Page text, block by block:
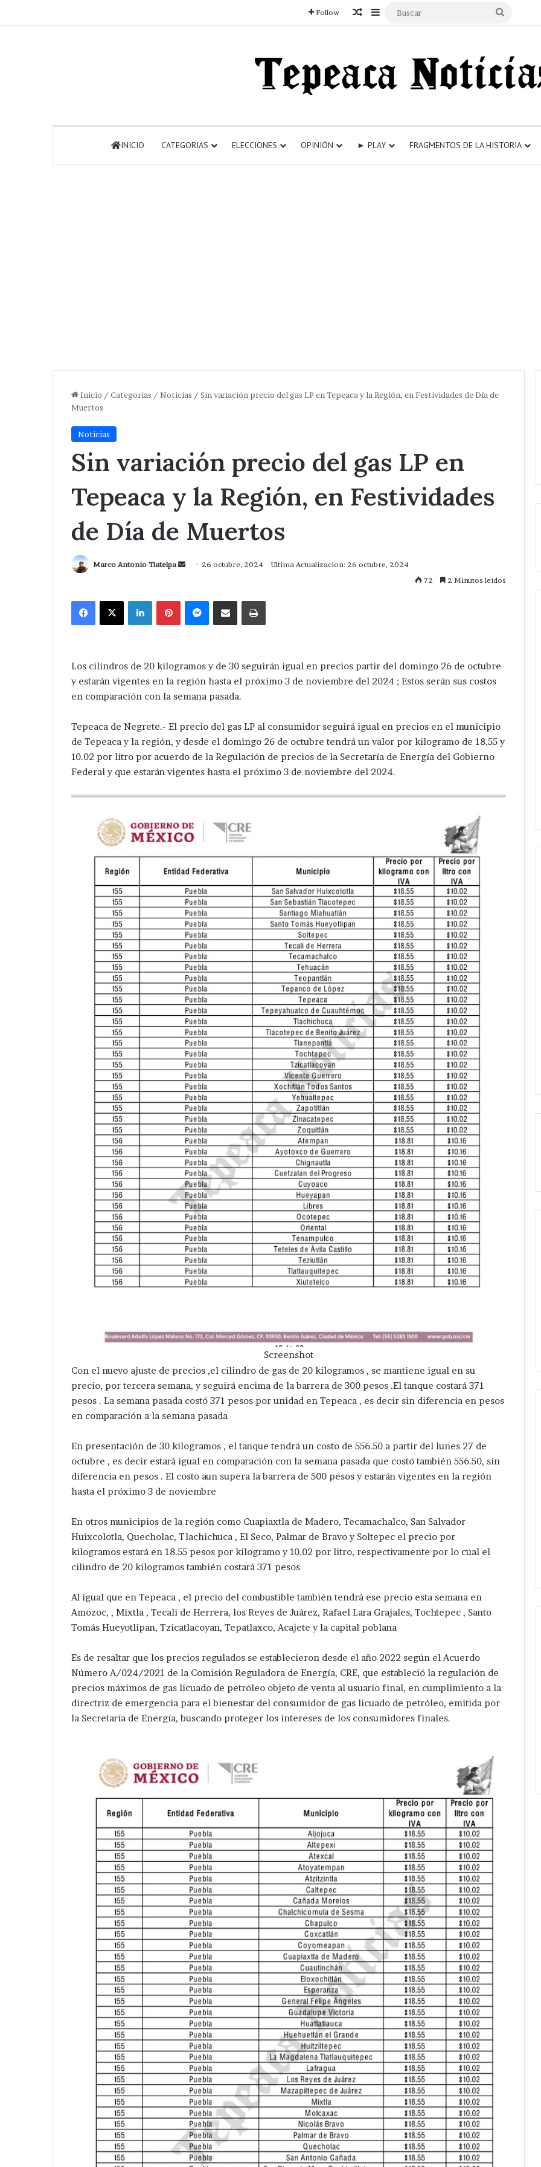
Follow Articulo aleatorio
Sidebar
INICIO CATEGORIAS ELECCIONES OPINIÓN ► PLAY FRAGMENTOS DE LA HISTORIA
Inicio / Categorias / Noticias / Sin variación precio del gas LP en Tepeaca y la Región, en Festividades de Día de
Muertos
Noticias
Sin variación precio del gas LP en
Tepeaca y la Región, en Festividades
de Día de Muertos
Marco Antonio Tlatelpa
Send 26 octubre, 2024
Ultima Actualizacion: 26 octubre, 2024
72
2 Minutos leidos
Facebook
X LinkedInPinterestMessengerCompartir via CorreoImprimir
Los cilindros de 20 kilogramos y de 30 seguirán igual en precios partir del domingo 26 de octubre
y estarán vigentes en la región hasta el próximo 3 de noviembre del 2024 ; Estos serán sus costos
en comparación con la semana pasada.
Tepeaca de Negrete.- El precio del gas LP al consumidor seguirá igual en precios en el municipio
de Tepeaca y la región, y desde el domingo 26 de octubre tendrá un valor por kilogramo de 18.55 y
10.02 por litro por acuerdo de la Regulación de precios de la Secretaría de Energía del Gobierno
Federal y que estarán vigentes hasta el próximo 3 de noviembre del 2024.
Screenshot
Con el nuevo ajuste de precios ,el cilindro de gas de 20 kilogramos , se mantiene igual en su
precio, por tercera semana, y seguirá encima de la barrera de 300 pesos .El tanque costará 371
pesos . La semana pasada costó 371 pesos por unidad en Tepeaca , es decir sin diferencia en pesos
en comparación a la semana pasada
En presentación de 30 kilogramos , el tanque tendrá un costo de 556.50 a partir del lunes 27 de
octubre , es decir estará igual en comparación con la semana pasada que costó también 556.50, sin
diferencia en pesos . El costo aun supera la barrera de 500 pesos y estarán vigentes en la región
hasta el próximo 3 de noviembre
En otros municipios de la región como Cuapiaxtla de Madero, Tecamachalco, San Salvador
Huixcolotla, Quecholac, Tlachichuca , El Seco, Palmar de Bravo y Soltepec el precio por
kilogramos estará en 18.55 pesos por kilogramo y 10.02 por litro, respectivamente por lo cual el
cilindro de 20 kilogramos también costará 371 pesos
Al igual que en Tepeaca , el precio del combustible también tendrá ese precio esta semana en
Amozoc, , Mixtla , Tecali de Herrera, los Reyes de Juárez, Rafael Lara Grajales, Tochtepec , Santo
Tomás Hueyotlipan, Tzicatlacoyan, Tepatlaxco, Acajete y la capital poblana
Es de resaltar que los precios regulados se establecieron desde el año 2022 según el Acuerdo
Número A/024/2021 de la Comisión Reguladora de Energía, CRE, que estableció la regulación de
precios máximos de gas licuado de petróleo objeto de venta al usuario final, en cumplimiento a la
directriz de emergencia para el bienestar del consumidor de gas licuado de petróleo, emitida por
la Secretaría de Energía, buscando proteger los intereses de los consumidores finales.
publico , cierran el centro de
San Nicolás Zoyapetlayoca ,
Da
Velázquez
Romero
a
de
red
en
San
Xochiltenango
.
Romero a ampliación de red
eléctrica en San Hipólito
Xochiltenango .
Detienen
tres
en
excavaciones
ilegales
zona
Detienen a tres en acatzingo
por excavaciones ilegales en
zona arqueológica.